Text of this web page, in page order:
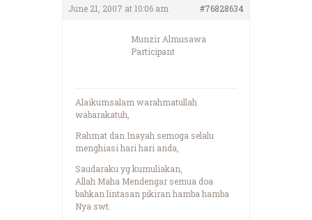
June 21, 2007 at 10:06 am #76828634
Munzir Almusawa
Participant
Alaikumsalam warahmatullah
wabarakatuh,
Rahmat dan Inayah semoga selalu
menghiasi hari hari anda,
Saudaraku yg kumuliakan,
Allah Maha Mendengar semua doa
bahkan lintasan pikiran hamba hamba
Nya swt.